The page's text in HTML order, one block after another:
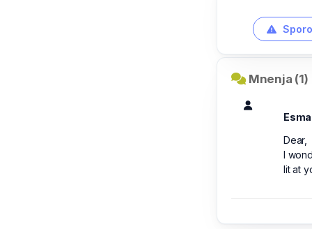
Mnenja (1)
Dear,
I
lit at